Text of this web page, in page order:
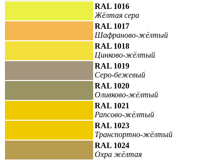
RAL 1016
Жёлтая сера
RAL 1017
Шафраново-жёлтый
RAL 1018
Цинково-жёлтый
RAL 1019
Серо-бежевый
RAL 1020
Оливково-жёлтый
RAL 1021
Рапсово-жёлтый
RAL 1023
Транспортно-жёлтый
RAL 1024
Охра жёлтая